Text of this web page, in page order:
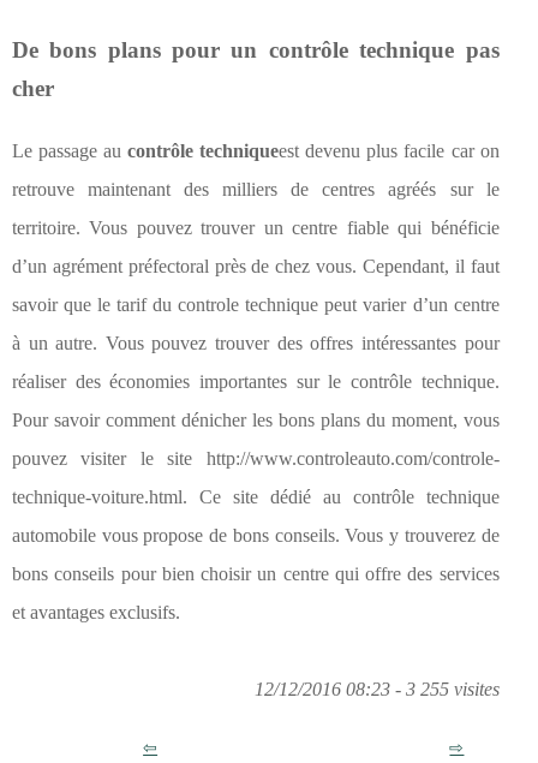
De bons plans pour un contrôle technique pas
cher
Le passage aucontrôle techniqueest devenu plus facile car on
retrouve maintenant des milliers de centres agréés sur le
territoire. Vous pouvez trouver un centre fiable qui bénéficie
d’un agrément préfectoral près de chez vous. Cependant, il faut
savoir que le tarif du controle technique peut varier d’un centre
à un autre. Vous pouvez trouver des offres intéressantes pour
réaliser des économies importantes sur le contrôle technique.
Pour savoir comment dénicher les bons plans du moment, vous
pouvez visiter le site http://www.controleauto.com/controle-
technique-voiture.html. Ce site dédié au contrôle technique
automobile vous propose de bons conseils. Vous y trouverez de
bons conseils pour bien choisir un centre qui offre des services
et avantages exclusifs.
12/12/2016 08:23 - 3 255 visites